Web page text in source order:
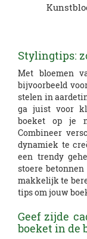
Stylingtips:
Met bloemen
bijvoorbeeld
stelen in
ga juist voor
boeket op je
Combineer
dynamiek te
een trendy
stoere
makkelijk te
tips om jouw
Geef zijde
boeket in de